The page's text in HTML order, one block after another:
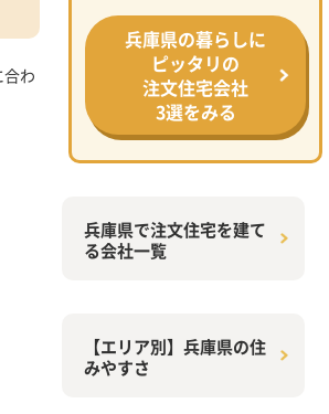
わ
兵庫県の暮らしに
ピッタリの
注文住宅会社
3選をみる
兵庫県で注文住宅を建て
る会社一覧
【エリア別】兵庫県の住
みやすさ